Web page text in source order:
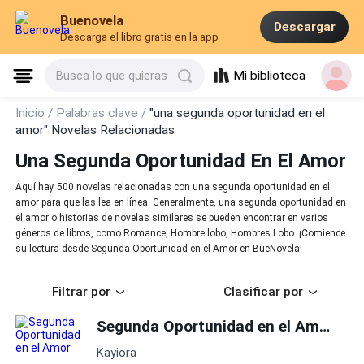
Buenovela
Descarga el libro gratis en la app
Descargar
Busca lo que quieras Mi biblioteca
Inicio / Palabras clave /"una segunda oportunidad en el
amor" Novelas Relacionadas
Una Segunda Oportunidad En El Amor
Aquí hay 500 novelas relacionadas con una segunda oportunidad en el
amor para que las lea en línea. Generalmente, una segunda oportunidad en
el amor o historias de novelas similares se pueden encontrar en varios
géneros de libros, como Romance, Hombre lobo, Hombres Lobo. ¡Comience
su lectura desde Segunda Oportunidad en el Amor en BueNovela!
Filtrar por Clasificar por
Segunda Oportunidad en el Amor
Kayiora